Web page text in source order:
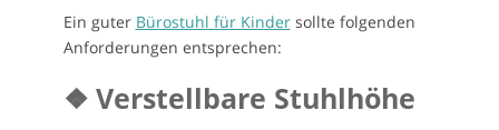
Ein guter Bürostuhl für Kindersollte folgenden
Anforderungen entsprechen:
❖ Verstellbare Stuhlhöhe